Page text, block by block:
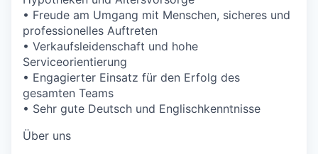
• Freude am Umgang mit Menschen, sicheres und
professionelles Auftreten
• Verkaufsleidenschaft und hohe
Serviceorientierung
• Engagierter Einsatz für den Erfolg des
gesamten Teams
• Sehr gute Deutsch und Englischkenntnisse
Über uns